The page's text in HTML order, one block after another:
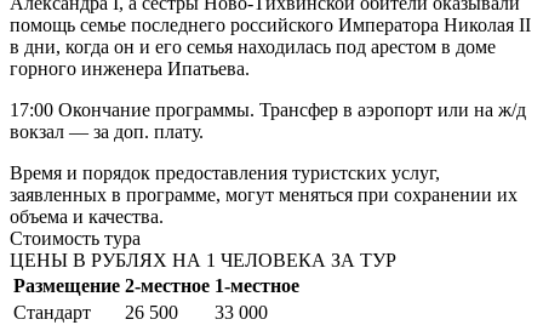
помощь семье последнего российского Императора Николая II
в дни, когда он и его семья находилась под арестом в доме
горного инженера Ипатьева.
17:00 Окончание программы. Трансфер в аэропорт или на ж/д
вокзал — за доп. плату.
Время и порядок предоставления туристских услуг,
заявленных в программе, могут меняться при сохранении их
объема и качества.
Стоимость тура
ЦЕНЫ В РУБЛЯХ НА 1 ЧЕЛОВЕКА ЗА ТУР
Размещение 2-местное 1-местное
Стандарт
26 500
33 000